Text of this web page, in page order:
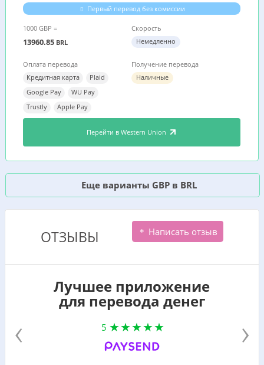
Первый перевод без комиссии
1000 GBP =
13960.85 BRL
Скорость
Немедленно
Оплата перевода
Кредитная карта
Plaid
Google Pay
WU Pay
Trustly
Apple Pay
Получение перевода
Наличные
Перейти в Western Union
Еще варианты GBP в BRL
ОТЗЫВЫ Написать отзыв
Лучшее приложение
для перевода денег
5
‹ ›